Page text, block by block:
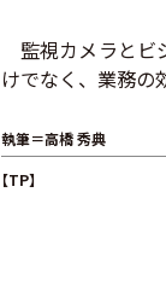
監視カメラとビ
けでなく、業務の
執筆＝高橋 秀典
【TP】